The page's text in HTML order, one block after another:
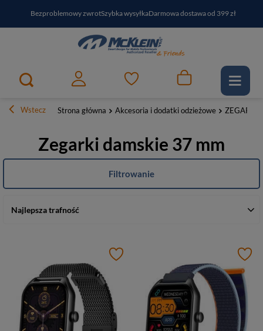
Bezproblemowy zwrotSzybka wysyłkaDarmowa dostawa od 399 zł
PayPo - kup i zapłać za30 dniZapisz się do newslettera i odbierz RABAT
Wstecz Strona główna Akcesoria i dodatki odzieżowe ZEGARKI
Zegarki damskie 37 mm
Najlepsza trafność
Filtrowanie